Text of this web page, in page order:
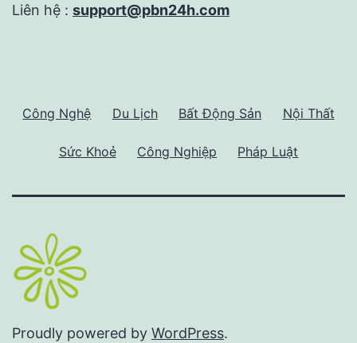
Liên hệ : support@pbn24h.com
Công Nghệ Du Lịch Bất Động Sản Nội Thất
Sức Khoẻ Công Nghiệp Pháp Luật
Proudly powered by WordPress.